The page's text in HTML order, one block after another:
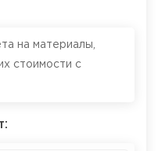
на материалы,
стоимости с